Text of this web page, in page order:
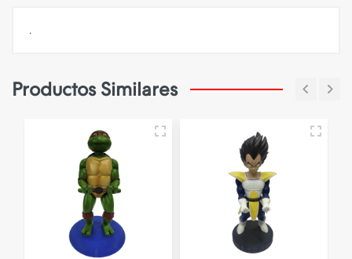
.
Productos Similares